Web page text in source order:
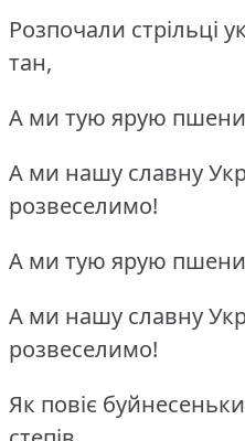
Розпочали стрільці
тан,
А ми тую ярую
А ми нашу славну
розвеселимо!
А ми тую ярую
А ми нашу славну
розвеселимо!
Як повіє